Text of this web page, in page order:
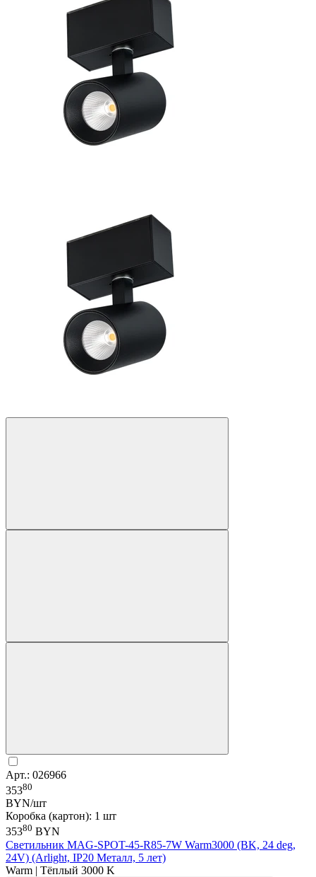
Арт.: 026966
35380
BYN/шт
Коробка (картон): 1 шт
35380 BYN
Светильник MAG-SPOT-45-R85-7W Warm3000 (BK, 24 deg,
24V) (Arlight, IP20 Металл, 5 лет)
Warm | Тёплый 3000 K